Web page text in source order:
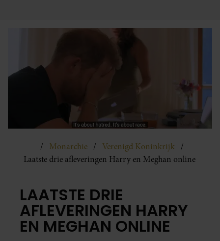
Monarchie
Verenigd Koninkrijk
Laatste drie afleveringen Harry en Meghan online
LAATSTE DRIE
AFLEVERINGEN HARRY
EN MEGHAN ONLINE